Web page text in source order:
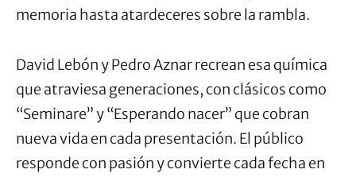
memoria hasta atardeceres sobre la rambla.
David Lebón y Pedro Aznar recrean esa química
que atraviesa generaciones, con clásicos como
“Seminare” y “Esperando nacer” que cobran
nueva vida en cada presentación. El público
responde con pasión y convierte cada fecha en